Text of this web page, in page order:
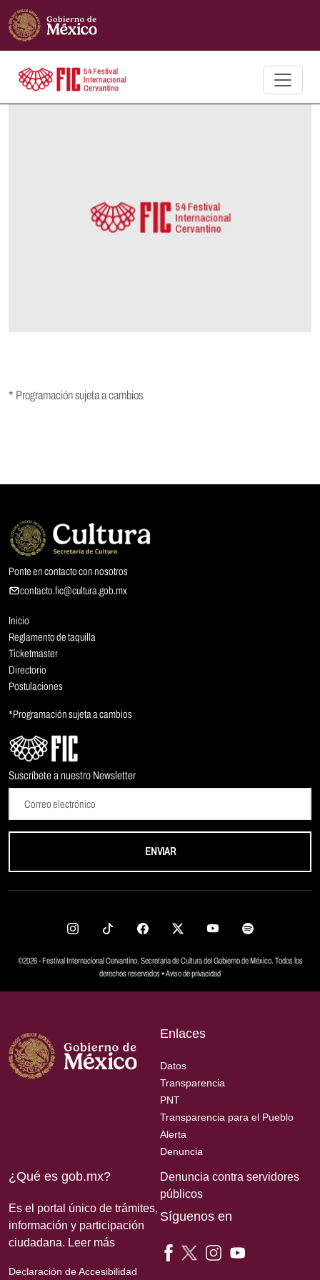
* Programación sujeta a cambios
Ponte en contacto con nosotros
contacto.fic@cultura.gob.mx
Inicio
Reglamento de taquilla
Ticketmaster
Directorio
Postulaciones
*Programación sujeta a cambios
Suscríbete a nuestro Newsletter
ENVIAR
©2026 - Festival Internacional Cervantino. Secretaría de Cultura del Gobierno de México. Todos los
derechos reservados •Aviso de privacidad
Enlaces
Datos
Transparencia
PNT
Transparencia para el Pueblo
Alerta
Denuncia
¿Qué es gob.mx?
Es el portal único de trámites,
información y participación
ciudadana. Leer más
Declaración de Accesibilidad
Denuncia contra servidores
públicos
Síguenos en